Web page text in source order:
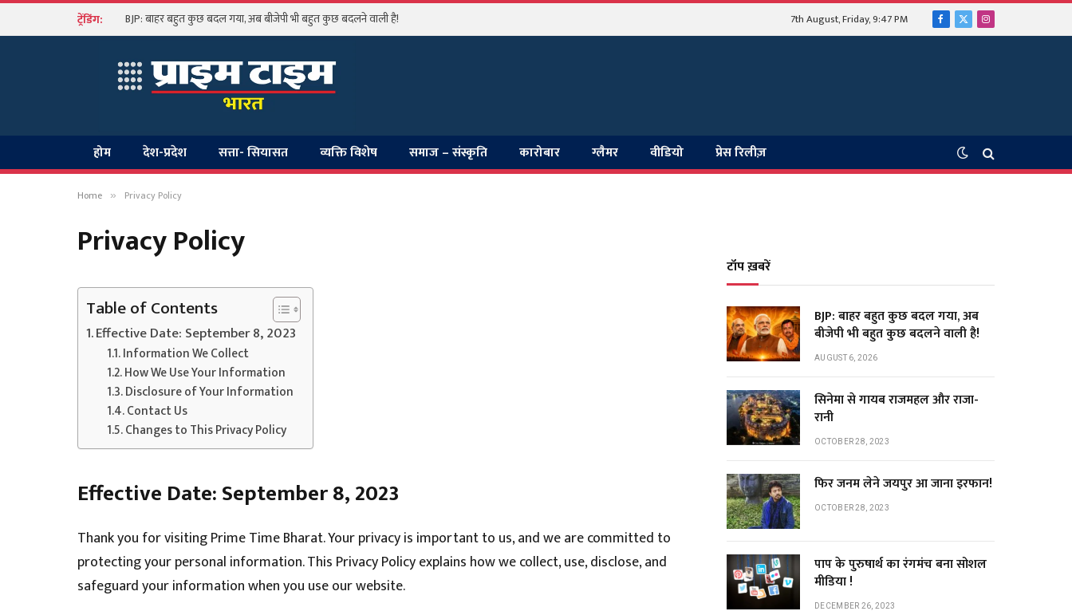
ट्रेंडिंग: BJP: बाहर बहुत कुछ बदल गया, अब बीजेपी भी बहुत कुछ बदलने वाली है! 7th August, Friday, 9:47 PM Facebook
X
Instagram
होम देश-प्रदेश सत्ता- सियासत व्यक्ति विशेष समाज – संस्कृति कारोबार ग्लैमर वीडियो प्रेस रिलीज़
Home » Privacy Policy
Privacy Policy
Table of Contents
Effective Date: September 8, 2023
Information We Collect
How We Use Your Information
Disclosure of Your Information
Contact Us
Changes to This Privacy Policy
Effective Date: September 8, 2023
Thank you for visiting Prime Time Bharat. Your privacy is important to us, and we are committed to
protecting your personal information. This Privacy Policy explains how we collect, use, disclose, and
safeguard your information when you use our website.
टॉप ख़बरें
BJP: बाहर बहुत कुछ बदल गया, अब
बीजेपी भी बहुत कुछ बदलने वाली है!
AUGUST 6, 2026
सिनेमा से गायब राजमहल और राजा-
रानी
OCTOBER 28, 2023
फिर जनम लेने जयपुर आ जाना इरफान!
OCTOBER 28, 2023
पाप के पुरुषार्थ का रंगमंच बना सोशल
मीडिया !
DECEMBER 26, 2023